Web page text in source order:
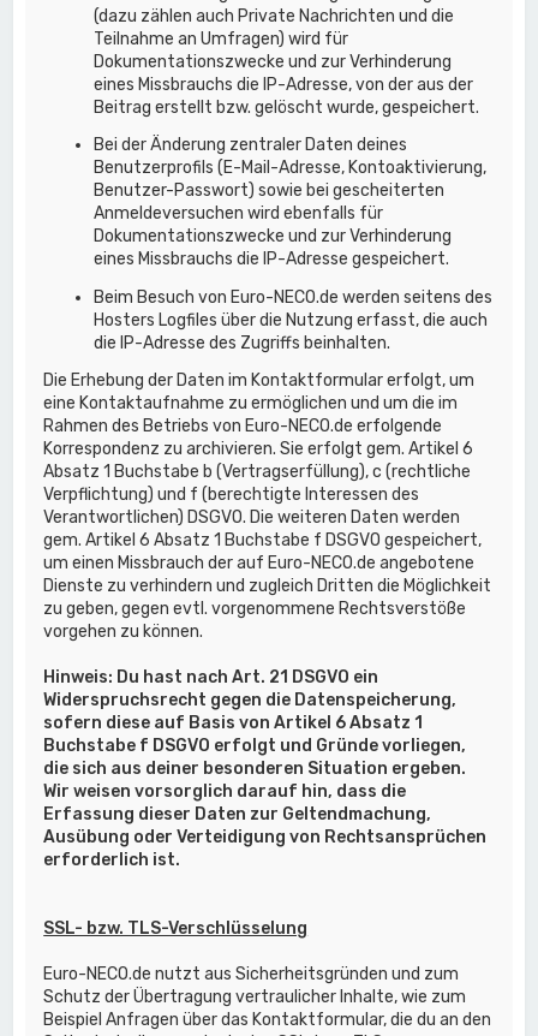
(dazu zählen auch Private Nachrichten und die
Teilnahme an Umfragen) wird für
Dokumentationszwecke und zur Verhinderung
eines Missbrauchs die IP-Adresse, von der aus der
Beitrag erstellt bzw. gelöscht wurde, gespeichert.
Bei der Änderung zentraler Daten deines
Benutzerprofils (E-Mail-Adresse, Kontoaktivierung,
Benutzer-Passwort) sowie bei gescheiterten
Anmeldeversuchen wird ebenfalls für
Dokumentationszwecke und zur Verhinderung
eines Missbrauchs die IP-Adresse gespeichert.
Beim Besuch von Euro-NECO.de werden seitens des
Hosters Logfiles über die Nutzung erfasst, die auch
die IP-Adresse des Zugriffs beinhalten.
Die Erhebung der Daten im Kontaktformular erfolgt, um
eine Kontaktaufnahme zu ermöglichen und um die im
Rahmen des Betriebs von Euro-NECO.de erfolgende
Korrespondenz zu archivieren. Sie erfolgt gem. Artikel 6
Absatz 1 Buchstabe b (Vertragserfüllung), c (rechtliche
Verpflichtung) und f (berechtigte Interessen des
Verantwortlichen) DSGVO. Die weiteren Daten werden
gem. Artikel 6 Absatz 1 Buchstabe f DSGVO gespeichert,
um einen Missbrauch der auf Euro-NECO.de angebotene
Dienste zu verhindern und zugleich Dritten die Möglichkeit
zu geben, gegen evtl. vorgenommene Rechtsverstöße
vorgehen zu können.
Hinweis: Du hast nach Art. 21 DSGVO ein
Widerspruchsrecht gegen die Datenspeicherung,
sofern diese auf Basis von Artikel 6 Absatz 1
Buchstabe f DSGVO erfolgt und Gründe vorliegen,
die sich aus deiner besonderen Situation ergeben.
Wir weisen vorsorglich darauf hin, dass die
Erfassung dieser Daten zur Geltendmachung,
Ausübung oder Verteidigung von Rechtsansprüchen
erforderlich ist.
SSL- bzw. TLS-Verschlüsselung
Euro-NECO.de nutzt aus Sicherheitsgründen und zum
Schutz der Übertragung vertraulicher Inhalte, wie zum
Beispiel Anfragen über das Kontaktformular, die du an den